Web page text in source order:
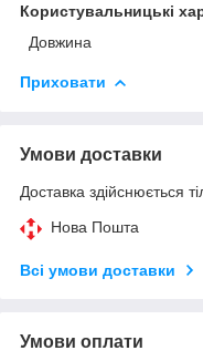
Користувальницькі
Довжина
Приховати
Умови доставки
Доставка здійснюється
Нова Пошта
Всі умови доставки
Умови оплати